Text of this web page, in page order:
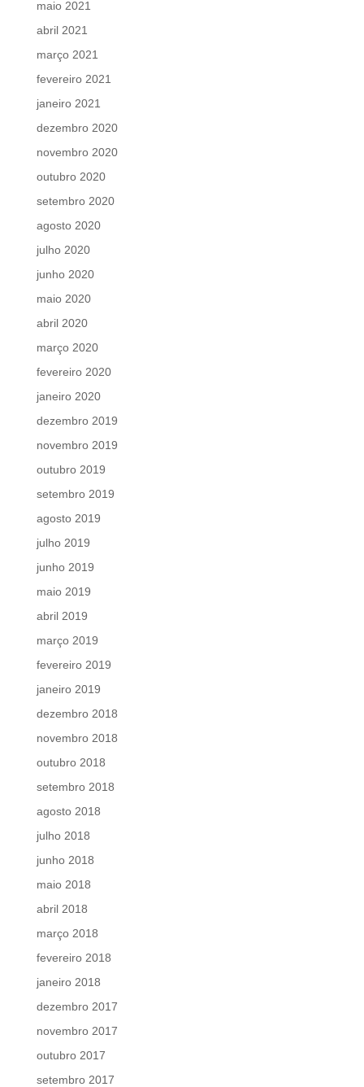
maio 2021
abril 2021
março 2021
fevereiro 2021
janeiro 2021
dezembro 2020
novembro 2020
outubro 2020
setembro 2020
agosto 2020
julho 2020
junho 2020
maio 2020
abril 2020
março 2020
fevereiro 2020
janeiro 2020
dezembro 2019
novembro 2019
outubro 2019
setembro 2019
agosto 2019
julho 2019
junho 2019
maio 2019
abril 2019
março 2019
fevereiro 2019
janeiro 2019
dezembro 2018
novembro 2018
outubro 2018
setembro 2018
agosto 2018
julho 2018
junho 2018
maio 2018
abril 2018
março 2018
fevereiro 2018
janeiro 2018
dezembro 2017
novembro 2017
outubro 2017
setembro 2017